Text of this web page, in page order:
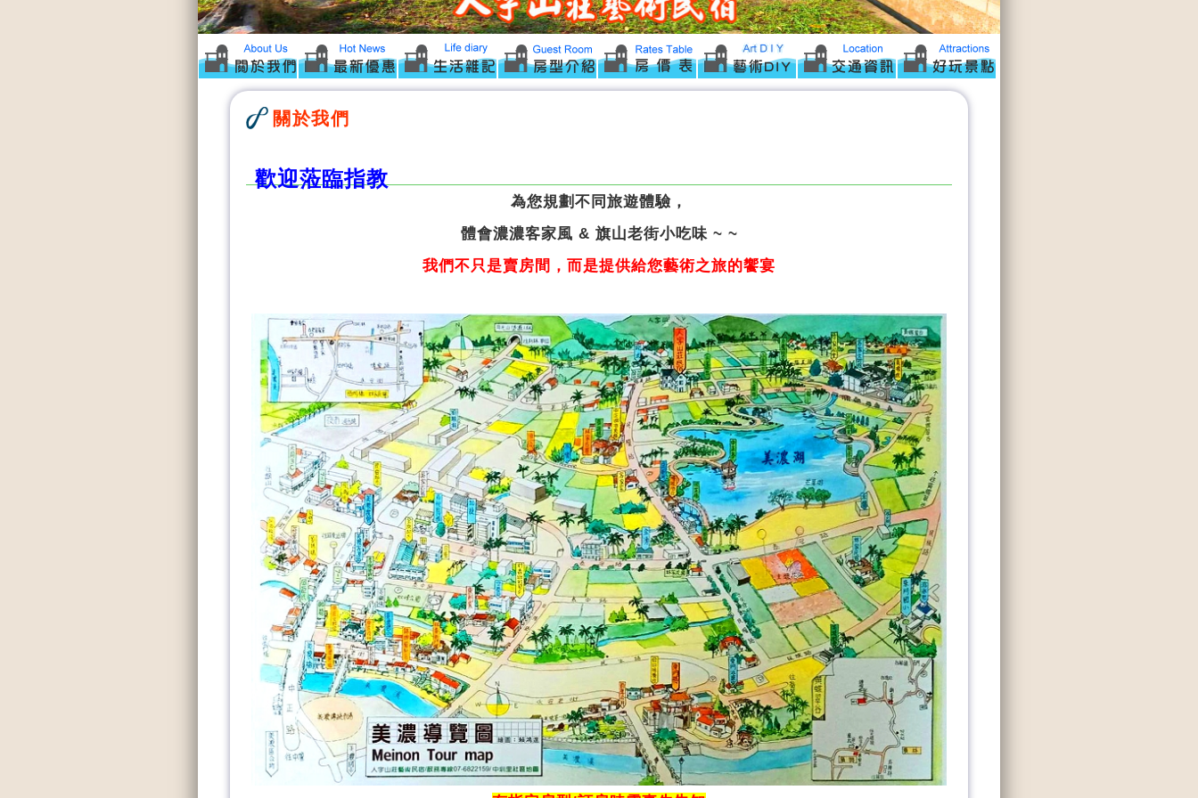
關於我們
歡迎蒞臨指教
為您規劃不同旅遊體驗，
體會濃濃客家風 & 旗山老街小吃味 ~ ~
我們不只是賣房間，而是提供給您藝術之旅的饗宴